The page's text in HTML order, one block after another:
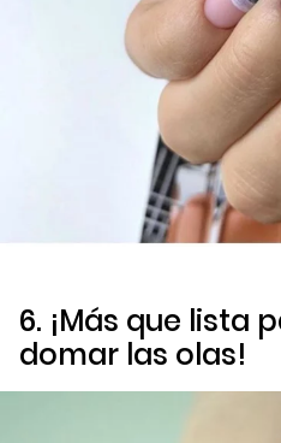
6. ¡Más que lista
domar las olas!